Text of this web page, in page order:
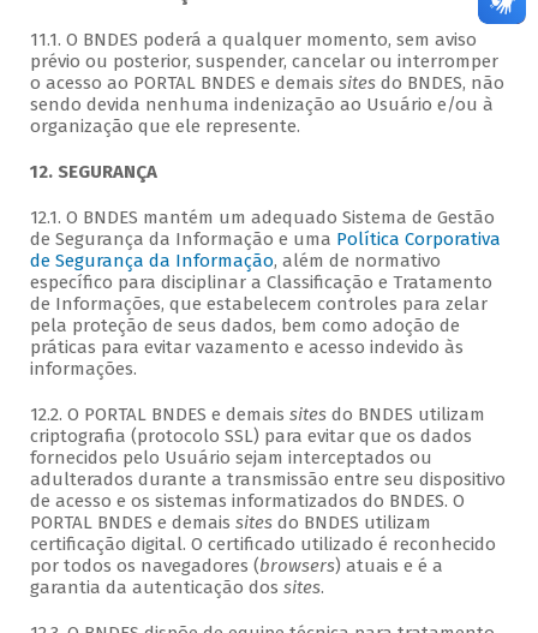
11.1. O BNDES poderá a qualquer momento, sem aviso
prévio ou posterior, suspender, cancelar ou interromper
o acesso ao PORTAL BNDES e demais sitesdo BNDES, não
sendo devida nenhuma indenização ao Usuário e/ou à
organização que ele represente.
12. SEGURANÇA
12.1. O BNDES mantém um adequado Sistema de Gestão
de Segurança da Informação e uma Política Corporativa
de Segurança da Informação, além de normativo
específico para disciplinar a Classificação e Tratamento
de Informações, que estabelecem controles para zelar
pela proteção de seus dados, bem como adoção de
práticas para evitar vazamento e acesso indevido às
informações.
12.2. O PORTAL BNDES e demais sitesdo BNDES utilizam
criptografia (protocolo SSL) para evitar que os dados
fornecidos pelo Usuário sejam interceptados ou
adulterados durante a transmissão entre seu dispositivo
de acesso e os sistemas informatizados do BNDES. O
PORTAL BNDES e demais sitesdo BNDES utilizam
certificação digital. O certificado utilizado é reconhecido
por todos os navegadores (browsers) atuais e é a
garantia da autenticação dos sites.